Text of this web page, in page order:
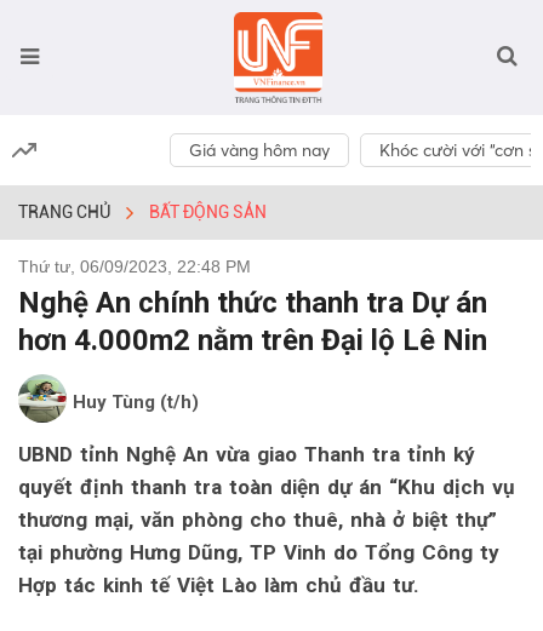
Giá vàng hôm nay Khóc cười với “cơn
TRANG CHỦ BẤT ĐỘNG SẢN
Thứ tư, 06/09/2023, 22:48 PM
Nghệ An chính thức thanh tra Dự án
hơn 4.000m2 nằm trên Đại lộ Lê Nin
Huy Tùng (t/h)
UBND tỉnh Nghệ An vừa giao Thanh tra tỉnh ký
quyết định thanh tra toàn diện dự án “Khu dịch vụ
thương mại, văn phòng cho thuê, nhà ở biệt thự”
tại phường Hưng Dũng, TP Vinh do Tổng Công ty
Hợp tác kinh tế Việt Lào làm chủ đầu tư.